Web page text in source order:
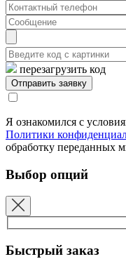
перезагрузить код
Я ознакомился с
Политики
обработку переданных
Выбор опций
Быстрый заказ